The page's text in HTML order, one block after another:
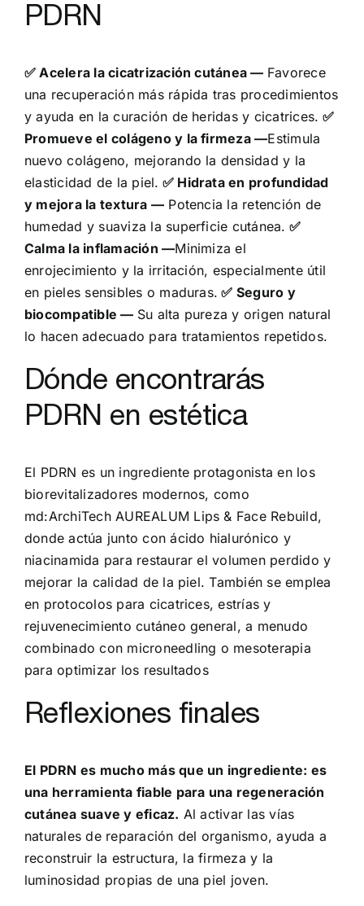
PDRN
✅ Acelera la cicatrización cutánea — Favorece
una recuperación más rápida tras procedimientos
y ayuda en la curación de heridas y cicatrices. ✅
Promueve el colágeno y la firmeza —Estimula
nuevo colágeno, mejorando la densidad y la
elasticidad de la piel. ✅ Hidrata en profundidad
y mejora la textura — Potencia la retención de
humedad y suaviza la superficie cutánea. ✅
Calma la inflamación —Minimiza el
enrojecimiento y la irritación, especialmente útil
en pieles sensibles o maduras. ✅ Seguro y
biocompatible — Su alta pureza y origen natural
lo hacen adecuado para tratamientos repetidos.
Dónde encontrarás
PDRN en estética
El PDRN es un ingrediente protagonista en los
biorevitalizadores modernos, como
md:ArchiTech AUREALUM Lips & Face Rebuild,
donde actúa junto con ácido hialurónico y
niacinamida para restaurar el volumen perdido y
mejorar la calidad de la piel. También se emplea
en protocolos para cicatrices, estrías y
rejuvenecimiento cutáneo general, a menudo
combinado con microneedling o mesoterapia
para optimizar los resultados
Reflexiones finales
El PDRN es mucho más que un ingrediente: es
una herramienta fiable para una regeneración
cutánea suave y eficaz. Al activar las vías
naturales de reparación del organismo, ayuda a
reconstruir la estructura, la firmeza y la
luminosidad propias de una piel joven.